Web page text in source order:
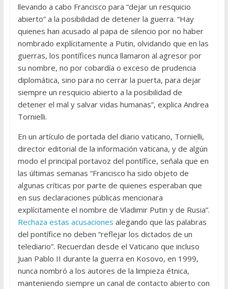
llevando a cabo Francisco para “dejar un resquicio
abierto” a la posibilidad de detener la guerra. “Hay
quienes han acusado al papa de silencio por no haber
nombrado explícitamente a Putin, olvidando que en las
guerras, los pontífices nunca llamaron al agresor por
su nombre, no por cobardía o exceso de prudencia
diplomática, sino para no cerrar la puerta, para dejar
siempre un resquicio abierto a la posibilidad de
detener el mal y salvar vidas humanas”, explica Andrea
Tornielli.
En un artículo de portada del diario vaticano, Tornielli,
director editorial de la información vaticana, y de algún
modo el principal portavoz del pontífice, señala que en
las últimas semanas “Francisco ha sido objeto de
algunas críticas por parte de quienes esperaban que
en sus declaraciones públicas mencionara
explícitamente el nombre de Vladimir Putin y de Rusia”.
Rechaza estas acusaciones alegando que las palabras
del pontífice no deben “reflejar los dictados de un
telediario”. Recuerdan desde el Vaticano que incluso
Juan Pablo II durante la guerra en Kosovo, en 1999,
nunca nombró a los autores de la limpieza étnica,
manteniendo siempre un canal de contacto abierto con